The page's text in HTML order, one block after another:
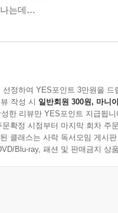
나는데…
정하여 YES포인트 3만원을 드
작성 시 일반회원 300원, 마니
한 리뷰만 YES포인트 지급됩니
확정 시점부터 마지막 회차 주
클래스는 사락 독서모임 게시
Blu-ray, 패션 및 판매금지 상